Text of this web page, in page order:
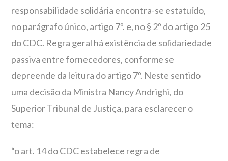
responsabilidade solidária encontra-se estatuído,
no parágrafo único, artigo 7º. e, no § 2º do artigo 25
do CDC. Regra geral há existência de solidariedade
passiva entre fornecedores, conforme se
depreende da leitura do artigo 7º. Neste sentido
uma decisão da Ministra Nancy Andrighi, do
Superior Tribunal de Justiça, para esclarecer o
tema:
“o art. 14 do CDC estabelece regra de